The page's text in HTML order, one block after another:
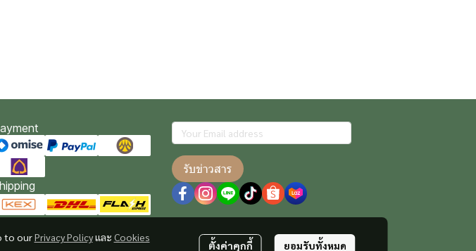
to ourPrivacy Policyและ Cookies
ตั้งค่าคุกกี้ ยอมรับทั้งหมด
รับข่าวสาร